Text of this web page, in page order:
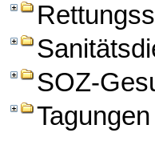
SOZ-
Tagungen